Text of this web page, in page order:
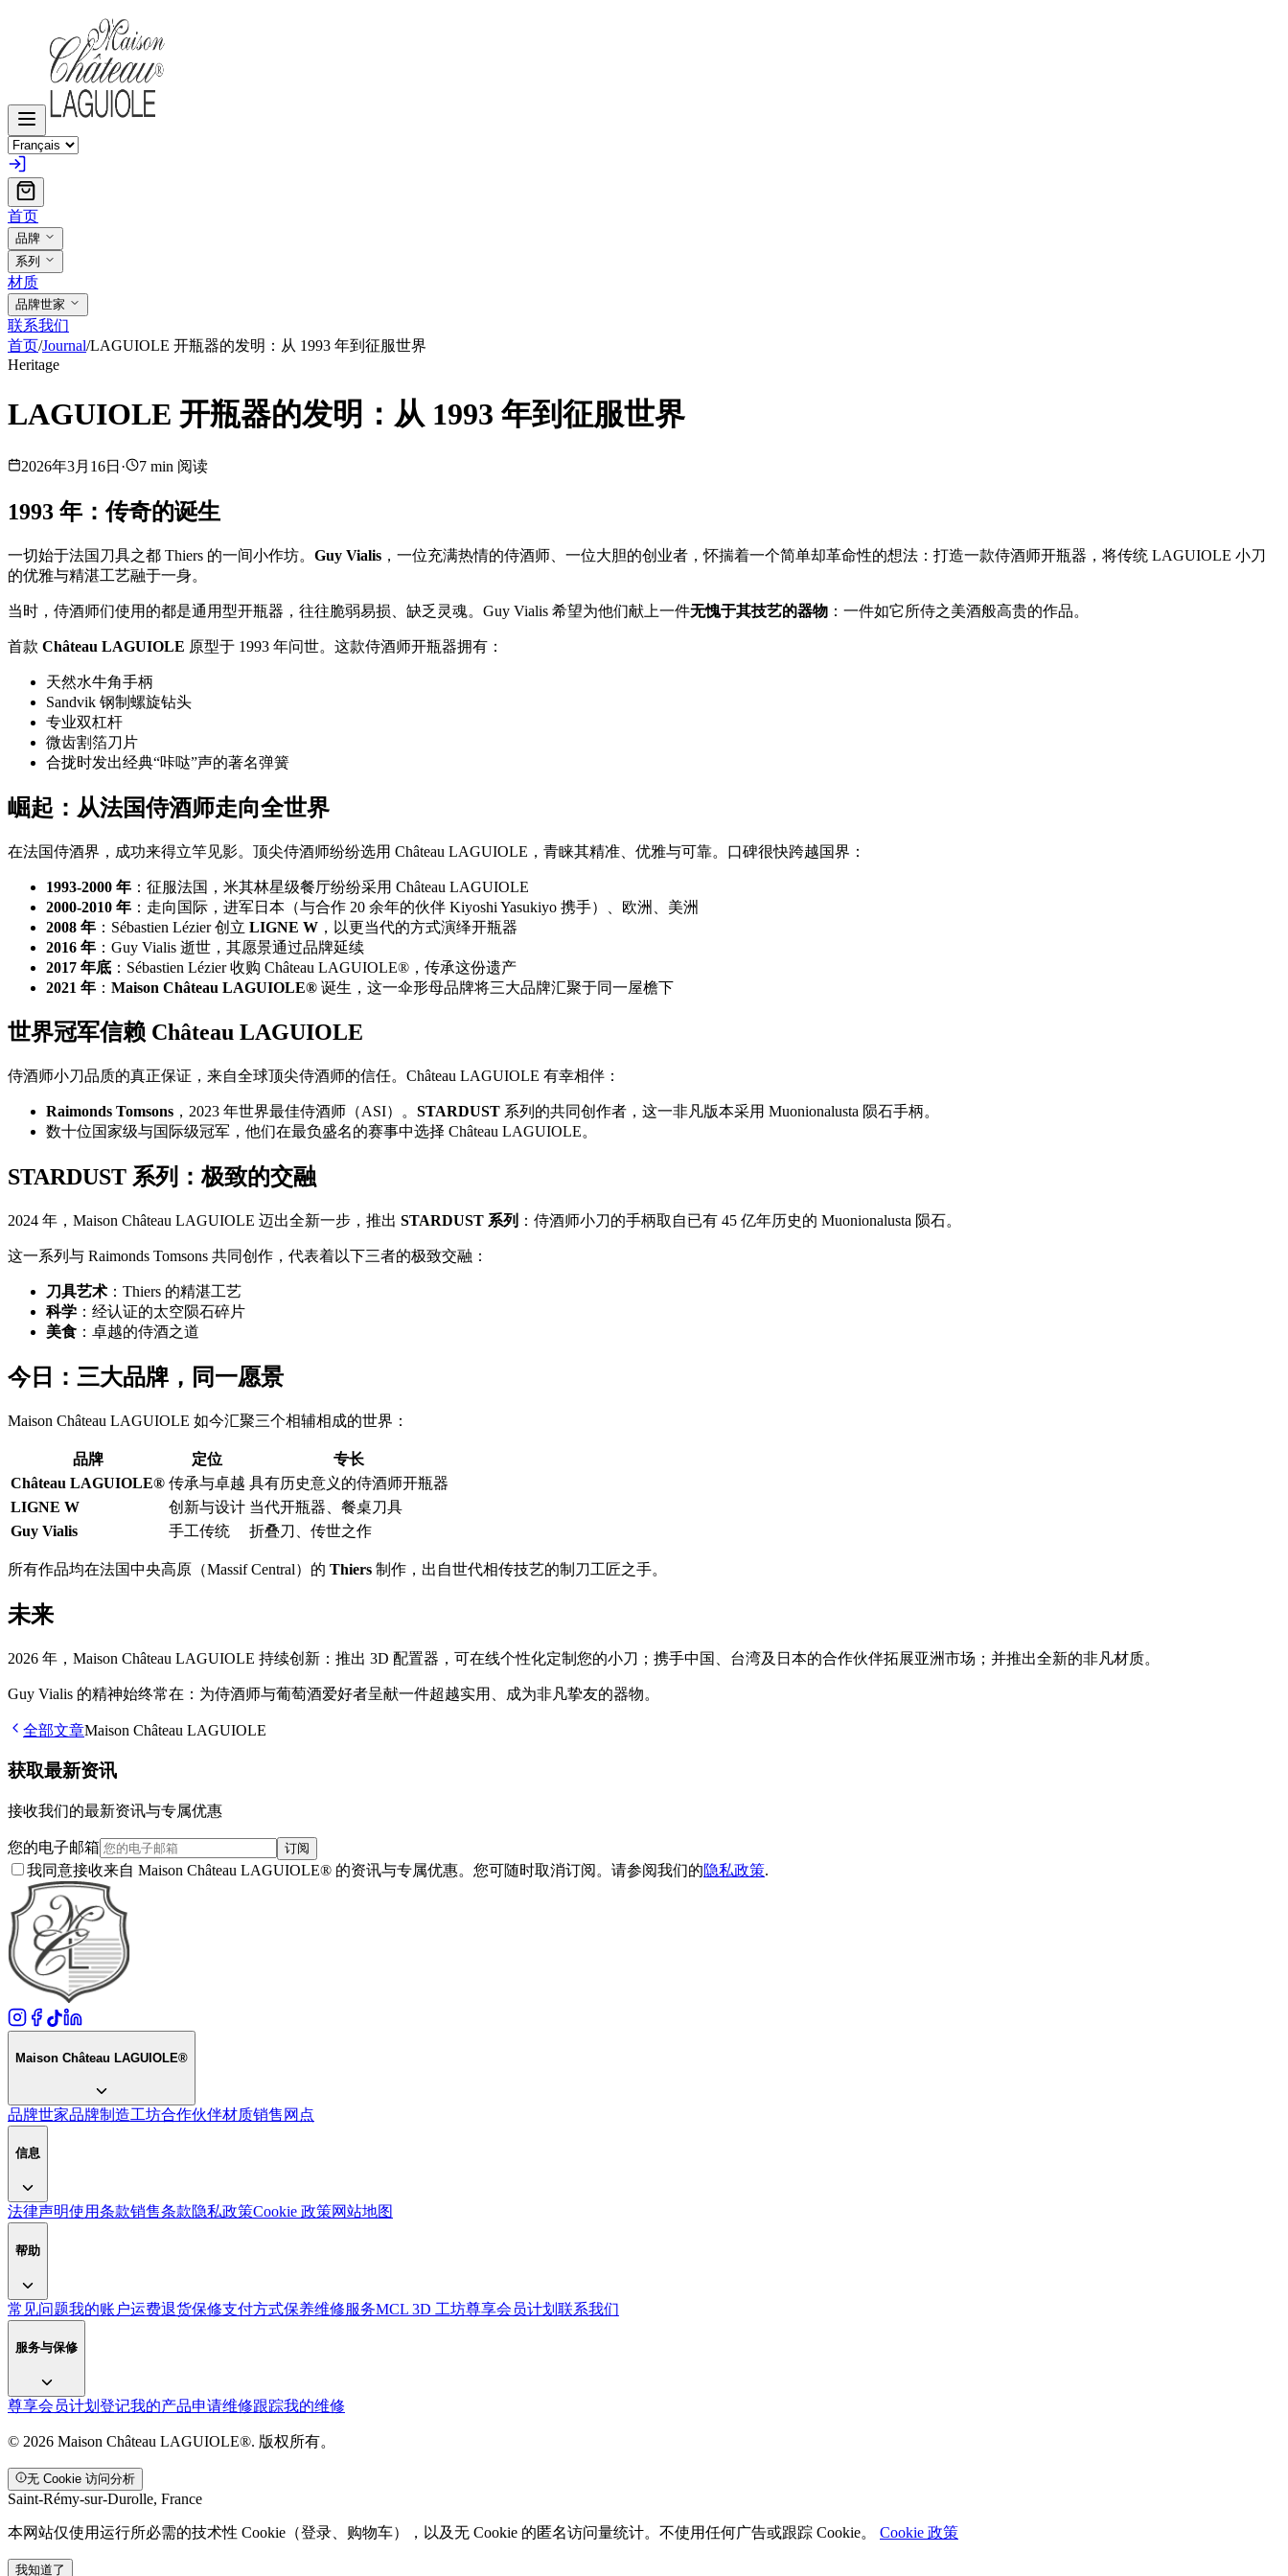
首页
品牌
系列
材质
品牌世家
联系我们
首页/Journal/LAGUIOLE 开瓶器的发明：从 1993 年到征服世界
Heritage
LAGUIOLE 开瓶器的发明：从 1993 年到征服世界
2026年3月16日 · 7 min 阅读
1993 年：传奇的诞生
一切始于法国刀具之都 Thiers 的一间小作坊。 Guy Vialis ，一位充满热情的侍酒师、一位大胆的创业者，怀揣着一个简单却革命性的想法：打造一款侍酒师开瓶器，将传统 LAGUIOLE 小刀
的优雅与精湛工艺融于一身。
当时，侍酒师们使用的都是通用型开瓶器，往往脆弱易损、缺乏灵魂。Guy Vialis 希望为他们献上一件无愧于其技艺的器物 ：一件如它所侍之美酒般高贵的作品。
首款 Château LAGUIOLE 原型于 1993 年问世。这款侍酒师开瓶器拥有：
天然水牛角手柄
Sandvik 钢制螺旋钻头
专业双杠杆
微齿割箔刀片
合拢时发出经典“咔哒”声的著名弹簧
崛起：从法国侍酒师走向全世界
在法国侍酒界，成功来得立竿见影。顶尖侍酒师纷纷选用 Château LAGUIOLE，青睐其精准、优雅与可靠。口碑很快跨越国界：
1993-2000 年 ：征服法国，米其林星级餐厅纷纷采用 Château LAGUIOLE
2000-2010 年 ：走向国际，进军日本（与合作 20 余年的伙伴 Kiyoshi Yasukiyo 携手）、欧洲、美洲
2008 年 ：Sébastien Lézier 创立 LIGNE W ，以更当代的方式演绎开瓶器
2016 年 ：Guy Vialis 逝世，其愿景通过品牌延续
2017 年底 ：Sébastien Lézier 收购 Château LAGUIOLE®，传承这份遗产
2021 年 ： Maison Château LAGUIOLE® 诞生，这一伞形母品牌将三大品牌汇聚于同一屋檐下
世界冠军信赖 Château LAGUIOLE
侍酒师小刀品质的真正保证，来自全球顶尖侍酒师的信任。Château LAGUIOLE 有幸相伴：
Raimonds Tomsons ，2023 年世界最佳侍酒师（ASI）。 STARDUST 系列的共同创作者，这一非凡版本采用 Muonionalusta 陨石手柄。
数十位国家级与国际级冠军，他们在最负盛名的赛事中选择 Château LAGUIOLE。
STARDUST 系列：极致的交融
2024 年，Maison Château LAGUIOLE 迈出全新一步，推出 STARDUST 系列 ：侍酒师小刀的手柄取自已有 45 亿年历史的 Muonionalusta 陨石。
这一系列与 Raimonds Tomsons 共同创作，代表着以下三者的极致交融：
刀具艺术 ：Thiers 的精湛工艺
科学 ：经认证的太空陨石碎片
美食 ：卓越的侍酒之道
今日：三大品牌，同一愿景
Maison Château LAGUIOLE 如今汇聚三个相辅相成的世界：
品牌 定位
专长
Château LAGUIOLE® 传承与卓越 具有历史意义的侍酒师开瓶器
LIGNE W
创新与设计 当代开瓶器、餐桌刀具
Guy Vialis
手工传统 折叠刀、传世之作
所有作品均在法国中央高原（Massif Central）的 Thiers 制作，出自世代相传技艺的制刀工匠之手。
未来
2026 年，Maison Château LAGUIOLE 持续创新：推出 3D 配置器，可在线个性化定制您的小刀；携手中国、台湾及日本的合作伙伴拓展亚洲市场；并推出全新的非凡材质。
Guy Vialis 的精神始终常在：为侍酒师与葡萄酒爱好者呈献一件超越实用、成为非凡挚友的器物。
全部文章Maison Château LAGUIOLE
获取最新资讯
接收我们的最新资讯与专属优惠
您的电子邮箱 订阅
我同意接收来自 Maison Château LAGUIOLE® 的资讯与专属优惠。您可随时取消订阅。请参阅我们的隐私政策.
Maison Château LAGUIOLE®
品牌世家品牌制造工坊合作伙伴材质销售网点
信息
法律声明使用条款销售条款隐私政策Cookie 政策网站地图
帮助
常见问题我的账户运费退货保修支付方式保养维修服务MCL 3D 工坊尊享会员计划 联系我们
服务与保修
尊享会员计划 登记我的产品申请维修跟踪我的维修
© 2026 Maison Château LAGUIOLE®. 版权所有。
无 Cookie 访问分析
Saint-Rémy-sur-Durolle, France
本网站仅使用运行所必需的技术性 Cookie（登录、购物车），以及无 Cookie 的匿名访问量统计。不使用任何广告或跟踪 Cookie。 Cookie 政策
我知道了